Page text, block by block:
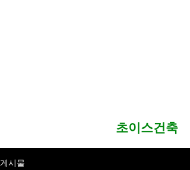
​초이스건축
게시물